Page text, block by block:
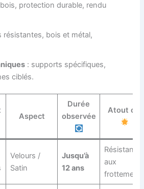
protection durable, rendu
résistantes, bois et métal,
: supports spécifiques,
ciblés.
Aspect
Durée
observée
Atout clé
Velours /
Satin
Jusqu’à
12 ans
Résistance
aux